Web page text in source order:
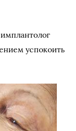
успокоить